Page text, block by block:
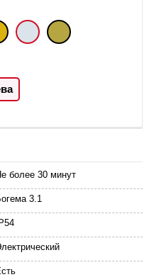
более 30 минут
3.1
IP54